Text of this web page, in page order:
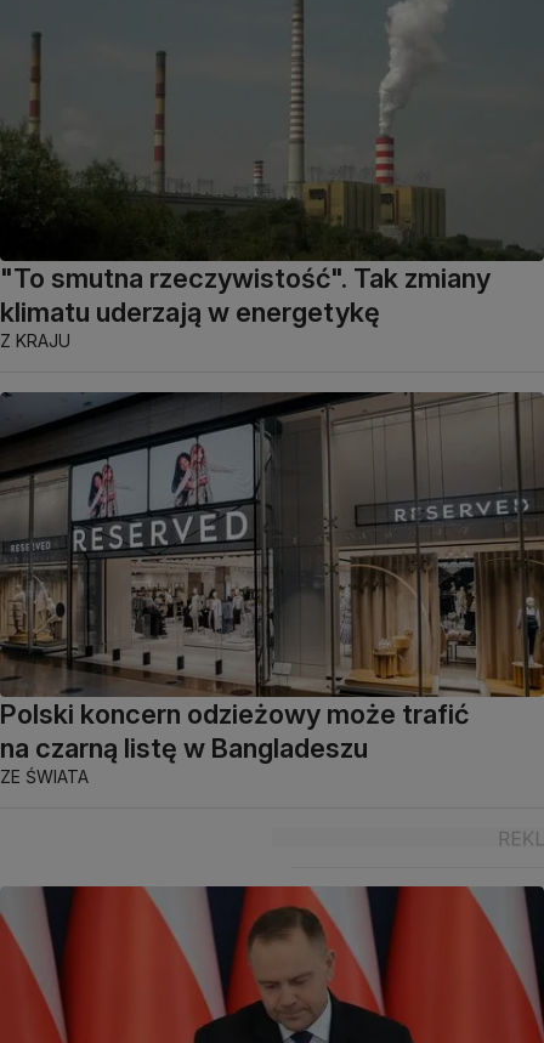
"To smutna rzeczywistość". Tak zmiany
klimatu uderzają w energetykę
Z KRAJU
Polski koncern odzieżowy może trafić